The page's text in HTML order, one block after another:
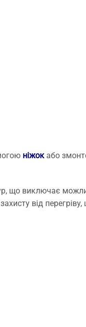
ніжокабо
що виключає
від перегріву,